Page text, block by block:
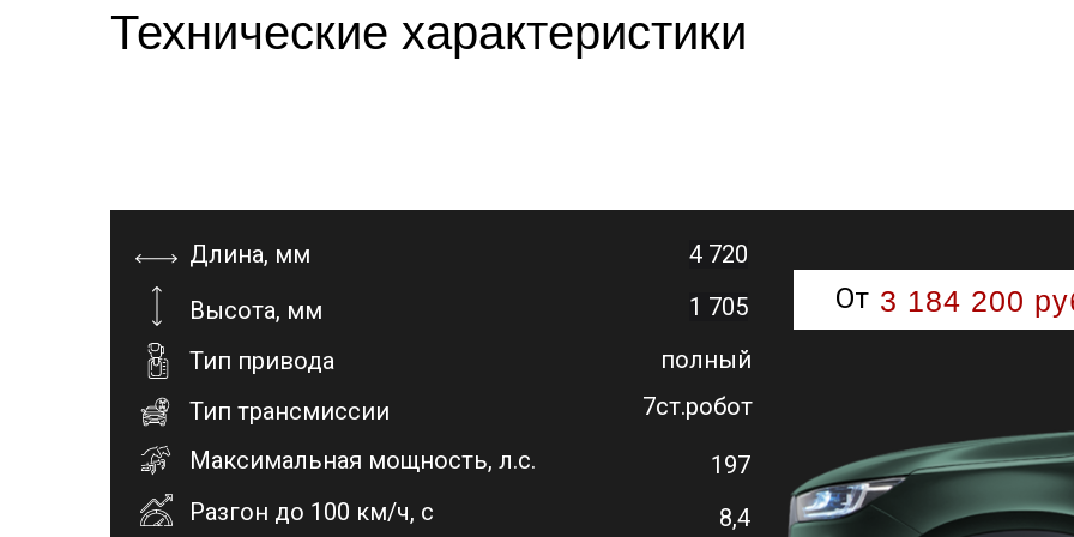
Технические характеристики
4 720
1 705
полный
7ст.робот
197
8,4
Длина, мм
Высота, мм
Тип привода
Тип трансмиссии
Максимальная мощность, л.с.
Разгон до 100 км/ч, с
От 3 184 200